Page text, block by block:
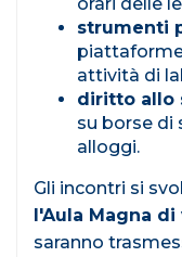
strumenti
attività di
diritto allo
su borse di
alloggi.
Gli incontri si
l'Aula Magna
saranno